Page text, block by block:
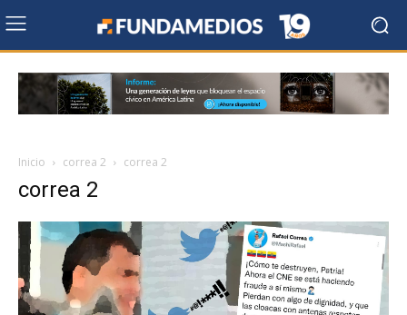
Inicio correa 2 correa 2
correa 2